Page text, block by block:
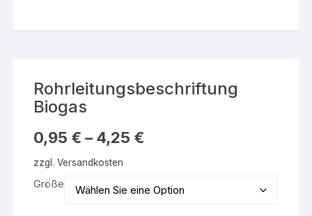
Rohrleitungsbeschriftung
Biogas
0,95 € – 4,25 €
zzgl.Versandkosten
Größe